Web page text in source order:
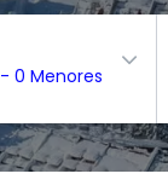
-0 Menores